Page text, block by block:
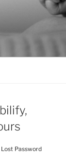
Lost Password